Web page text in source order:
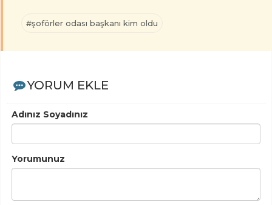
#şoförler odası başkanı kim oldu
YORUM EKLE
Adınız Soyadınız
Yorumunuz